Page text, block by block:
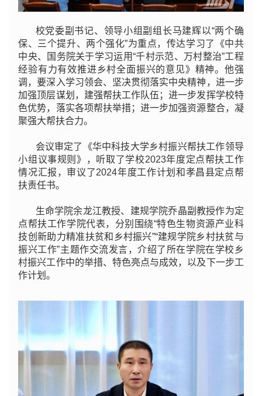
校党委副书记、领导小组副组长马建辉以“两个确
保、三个提升、两个强化”为重点，传达学习了《中共
中央、国务院关于学习运用“千村示范、万村整治”工程
经验有力有效推进乡村全面振兴的意见》精神。他强
调，要深入学习领会、坚决贯彻落实中央精神，进一步
加强顶层谋划，建强帮扶工作队伍；进一步发挥学校特
色优势，落实各项帮扶举措；进一步加强资源整合，凝
聚强大帮扶合力。
会议审定了《华中科技大学乡村振兴帮扶工作领导
小组议事规则》，听取了学校2023年度定点帮扶工作
情况汇报，审议了2024年度工作计划和孝昌县定点帮
扶责任书。
生命学院余龙江教授、建规学院乔晶副教授作为定
点帮扶工作学院代表，分别围绕“特色生物资源产业科
技创新助力精准扶贫和乡村振兴”“建规学院乡村扶贫与
振兴工作”主题作交流发言，介绍了所在学院在学校乡
村振兴工作中的举措、特色亮点与成效，以及下一步工
作计划。